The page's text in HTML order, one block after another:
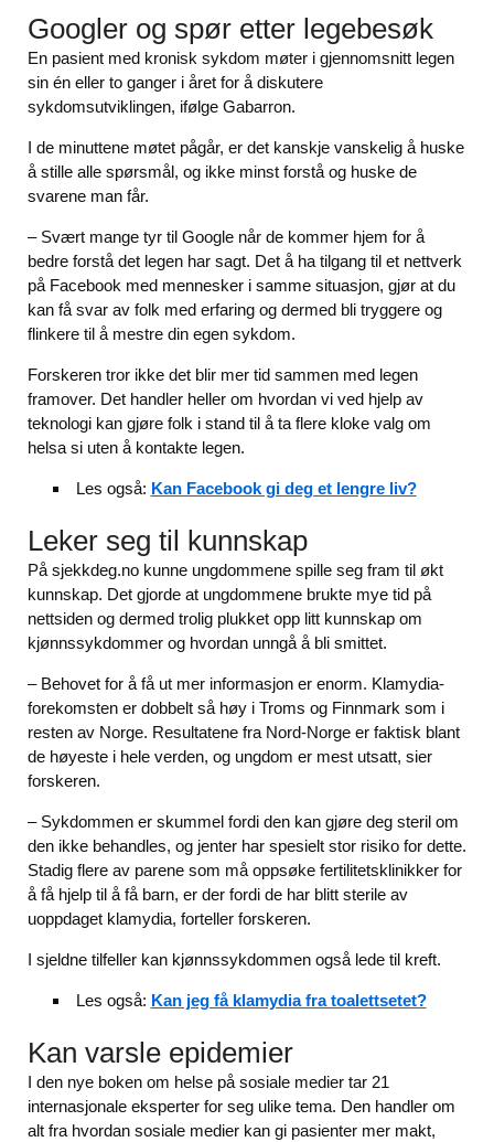
Googler og spør etter legebesøk
En pasient med kronisk sykdom møter i gjennomsnitt legen
sin én eller to ganger i året for å diskutere
sykdomsutviklingen, ifølge Gabarron.
I de minuttene møtet pågår, er det kanskje vanskelig å huske
å stille alle spørsmål, og ikke minst forstå og huske de
svarene man får.
– Svært mange tyr til Google når de kommer hjem for å
bedre forstå det legen har sagt. Det å ha tilgang til et nettverk
på Facebook med mennesker i samme situasjon, gjør at du
kan få svar av folk med erfaring og dermed bli tryggere og
flinkere til å mestre din egen sykdom.
Forskeren tror ikke det blir mer tid sammen med legen
framover. Det handler heller om hvordan vi ved hjelp av
teknologi kan gjøre folk i stand til å ta flere kloke valg om
helsa si uten å kontakte legen.
Les også: Kan Facebook gi deg et lengre liv?
Leker seg til kunnskap
På sjekkdeg.no kunne ungdommene spille seg fram til økt
kunnskap. Det gjorde at ungdommene brukte mye tid på
nettsiden og dermed trolig plukket opp litt kunnskap om
kjønnssykdommer og hvordan unngå å bli smittet.
– Behovet for å få ut mer informasjon er enorm. Klamydia-
forekomsten er dobbelt så høy i Troms og Finnmark som i
resten av Norge. Resultatene fra Nord-Norge er faktisk blant
de høyeste i hele verden, og ungdom er mest utsatt, sier
forskeren.
– Sykdommen er skummel fordi den kan gjøre deg steril om
den ikke behandles, og jenter har spesielt stor risiko for dette.
Stadig flere av parene som må oppsøke fertilitetsklinikker for
å få hjelp til å få barn, er der fordi de har blitt sterile av
uoppdaget klamydia, forteller forskeren.
I sjeldne tilfeller kan kjønnssykdommen også lede til kreft.
Les også: Kan jeg få klamydia fra toalettsetet?
Kan varsle epidemier
I den nye boken om helse på sosiale medier tar 21
internasjonale eksperter for seg ulike tema. Den handler om
alt fra hvordan sosiale medier kan gi pasienter mer makt,